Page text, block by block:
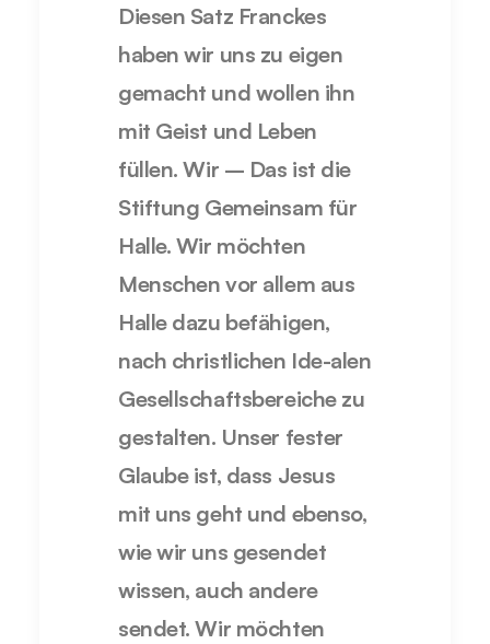
Diesen Satz Franckes
haben wir uns zu eigen
gemacht und wollen ihn
mit Geist und Leben
füllen. Wir – Das ist die
Stiftung Gemeinsam für
Halle. Wir möchten
Menschen vor allem aus
Halle dazu befähigen,
nach christlichen Ide-alen
Gesellschaftsbereiche zu
gestalten. Unser fester
Glaube ist, dass Jesus
mit uns geht und ebenso,
wie wir uns gesendet
wissen, auch andere
sendet. Wir möchten